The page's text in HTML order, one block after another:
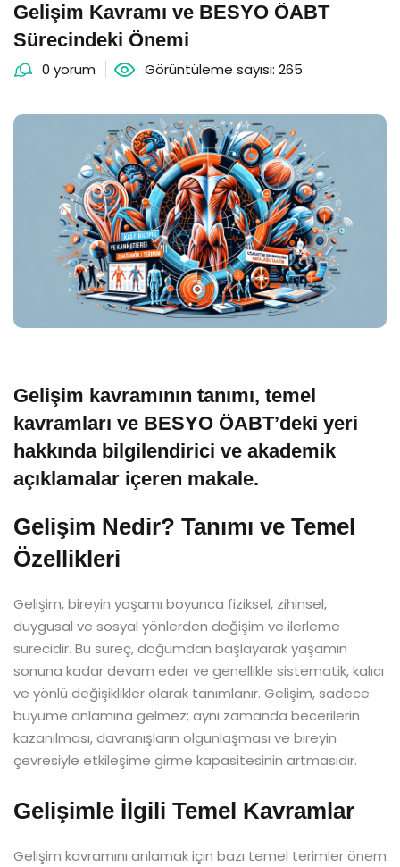
Gelişim Kavramı ve BESYO ÖABT
Sürecindeki Önemi
0 yorum Görüntüleme sayısı: 265
Gelişim kavramının tanımı, temel
kavramları ve BESYO ÖABT’deki yeri
hakkında bilgilendirici ve akademik
açıklamalar içeren makale.
Gelişim Nedir? Tanımı ve Temel
Özellikleri
Gelişim, bireyin yaşamı boyunca fiziksel, zihinsel,
duygusal ve sosyal yönlerden değişim ve ilerleme
sürecidir. Bu süreç, doğumdan başlayarak yaşamın
sonuna kadar devam eder ve genellikle sistematik, kalıcı
ve yönlü değişiklikler olarak tanımlanır. Gelişim, sadece
büyüme anlamına gelmez; aynı zamanda becerilerin
kazanılması, davranışların olgunlaşması ve bireyin
çevresiyle etkileşime girme kapasitesinin artmasıdır.
Gelişimle İlgili Temel Kavramlar
Gelişim kavramını anlamak için bazı temel terimler önem